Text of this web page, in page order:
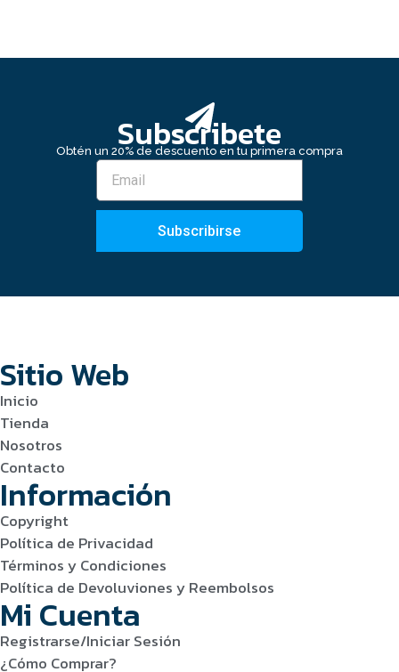
Subscribete
Obtén un 20% de descuento en tu primera compra
Subscribirse
Sitio Web
Inicio
Tienda
Nosotros
Contacto
Información
Copyright
Política de Privacidad
Términos y Condiciones
Política de Devoluviones y Reembolsos
Mi Cuenta
Registrarse/Iniciar Sesión
¿Cómo Comprar?